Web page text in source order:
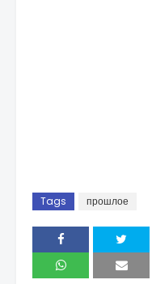
Tags прошлое